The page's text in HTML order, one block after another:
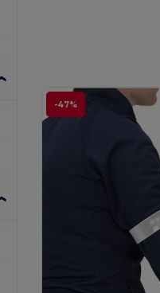
-47%